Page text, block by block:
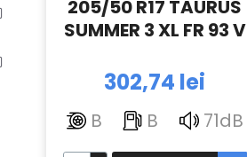
205/50 R17 TAURUS
SUMMER 3 XL FR 93 V
302,74 lei
B B 71dB